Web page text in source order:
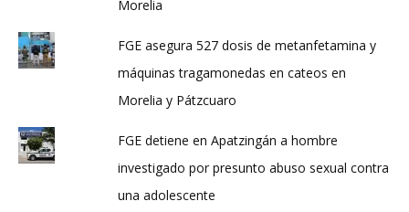
Morelia
FGE asegura 527 dosis de metanfetamina y
máquinas tragamonedas en cateos en
Morelia y Pátzcuaro
FGE detiene en Apatzingán a hombre
investigado por presunto abuso sexual contra
una adolescente